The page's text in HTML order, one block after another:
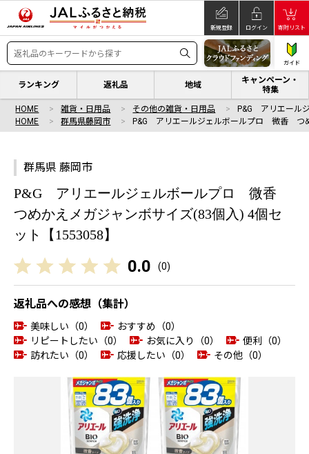
新規登録 ログイン 寄附リスト
ガイド
ランキング 返礼品 地域
キャンペーン・
特集
HOME 雑貨・日用品 その他の雑貨・日用品
P&G アリエール
HOME
群馬県藤岡市 P&G アリエールジェルボールプロ 微香 つ
群馬県 藤岡市
P&G アリエールジェルボールプロ 微香
つめかえメガジャンボサイズ(83個入) 4個セ
ット【1553058】
0.0 (0)
返礼品への感想（集計）
美味しい（0）
おすすめ（0）
リピートしたい（0）
お気に入り（0）
便利（0）
訪れたい（0）
応援したい（0） その他（0）